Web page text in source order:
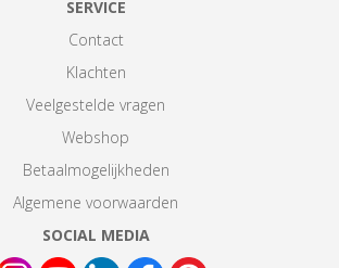
SERVICE
Contact
Klachten
Veelgestelde vragen
Webshop
Betaalmogelijkheden
Algemene voorwaarden
SOCIAL MEDIA